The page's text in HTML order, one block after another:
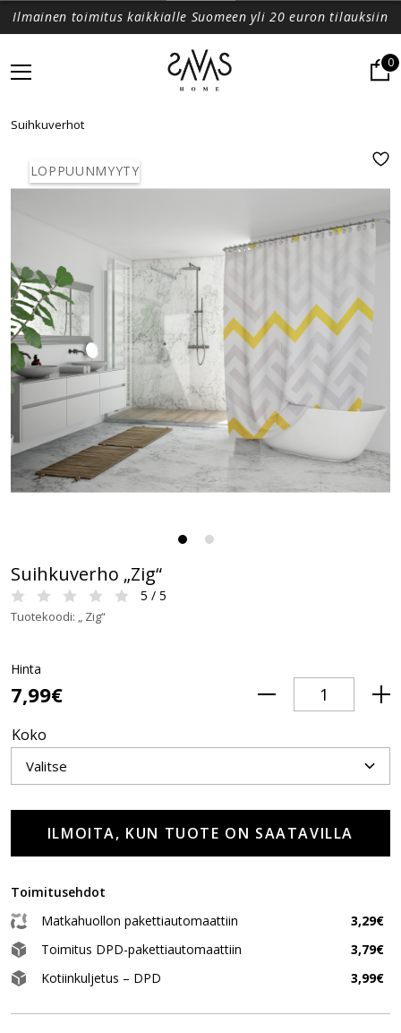
Ilmainen toimitus kaikkialle Suomeen yli 20 euron tilauksiin
0
Suihkuverhot
LOPPUUNMYYTY
Suihkuverho „Zig“
5 / 5
Tuotekoodi: „ Zig“
Hinta
7,99€
Koko
ILMOITA, KUN TUOTE ON SAATAVILLA
Toimitusehdot
Matkahuollon pakettiautomaattiin
3,29€
Toimitus DPD-pakettiautomaattiin
3,79€
Kotiinkuljetus – DPD
3,99€